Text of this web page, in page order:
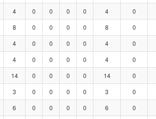
4 0 0 0 0 4 0
8 0 0 0 0 8 0
4 0 0 0 0 4 0
4 0 0 0 0 4 0
14 0 0 0 0 14 0
3 0 0 0 0 3 0
6 0 0 0 0 6 0